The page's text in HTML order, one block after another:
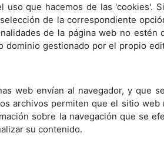
que hacemos de las 'cookies'.
de la correspondiente
de la página web no estén
gestionado por el propio
web envían al navegador, y que
archivos permiten que el sitio
sobre la navegación que se
su contenido.